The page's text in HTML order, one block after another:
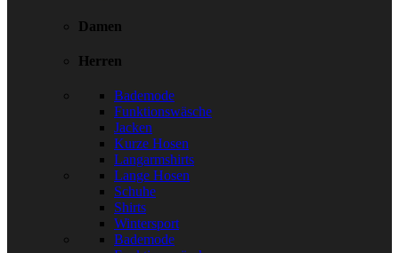
Damen
Herren
Bademode
Funktionswäsche
Jacken
Kurze Hosen
Langarmshirts
Lange Hosen
Schuhe
Shirts
Wintersport
Bademode